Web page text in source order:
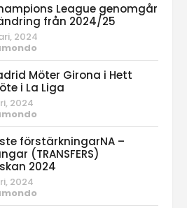
League genomgår
från 2024/25
2024
Möter Girona i Hett
i La Liga
2024
förstärkningarNA –
(TRANSFERS)
2024
2024